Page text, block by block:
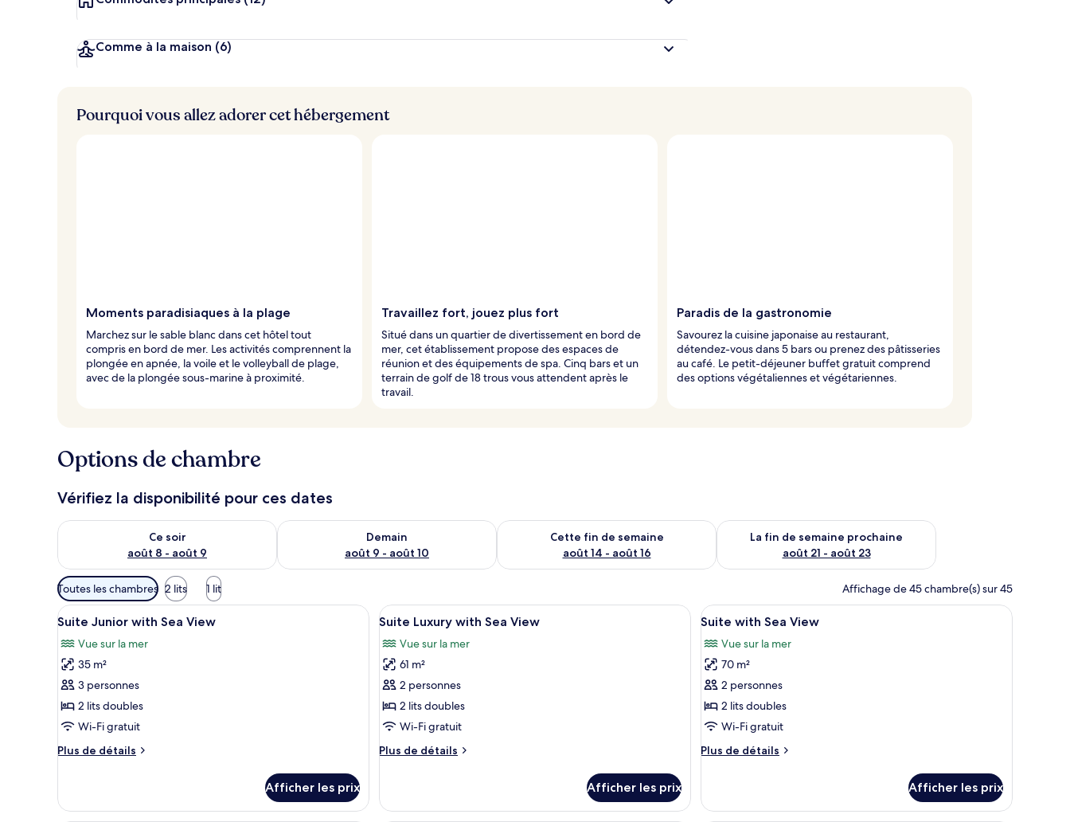
Comme à la maison (6)
Pourquoi vous allez adorer cet hébergement
Moments paradisiaques à la plage
Marchez sur le sable blanc dans cet hôtel tout
compris en bord de mer. Les activités comprennent la
plongée en apnée, la voile et le volleyball de plage,
avec de la plongée sous-marine à proximité.
Travaillez fort, jouez plus fort
Situé dans un quartier de divertissement en bord de
mer, cet établissement propose des espaces de
réunion et des équipements de spa. Cinq bars et un
terrain de golf de 18 trous vous attendent après le
travail.
Paradis de la gastronomie
Savourez la cuisine japonaise au restaurant,
détendez-vous dans 5 bars ou prenez des pâtisseries
au café. Le petit-déjeuner buffet gratuit comprend
des options végétaliennes et végétariennes.
Options de chambre
Vérifiez la disponibilité pour ces dates
Ce soir
août 8 - août 9
Vérifier la disponibilité pour ce soir août 8 - août 9
Demain
août 9 - août 10
Vérifier la disponibilité pour demain août 9 - août 10
Cette fin de semaine
août 14 - août 16
Vérifier la disponibilité pour cette fin de semaine août 14 - août 16
La fin de semaine prochaine
août 21 - août 23
Vérifier la disponibilité pour la fin de semaine prochaine août
Filtres
disponibles
pour
chambres
Toutes les chambres 2 lits 1 lit Affichage de 45 chambre(s) sur 45
Afficher
toutes
les
photos
pour
ce
type
chambre :
with
Minibar, coffre-fort, rideaux d’obscurcissement
2
Suite Junior with Sea View
Vue sur la mer
35 m²
3 personnes
2 lits doubles
Wi-Fi gratuit
Plus de détails
Plus
Suite
Afficher les prix
Afficher
toutes
les
photos
pour
ce
type
chambre :
with
Minibar, coffre-fort, rideaux d’obscurcissement
4
Suite Luxury with Sea View
Vue sur la mer
61 m²
2 personnes
2 lits doubles
Wi-Fi gratuit
Plus de détails
Plus
Suite
Afficher les prix
Afficher
toutes
les
photos
pour
ce
type
chambre :
Sea
Minibar, coffre-fort, rideaux
2
Suite with Sea View
Vue sur la mer
70 m²
2 personnes
2 lits doubles
Wi-Fi gratuit
Plus de détails
Plus
Suite
Afficher les prix